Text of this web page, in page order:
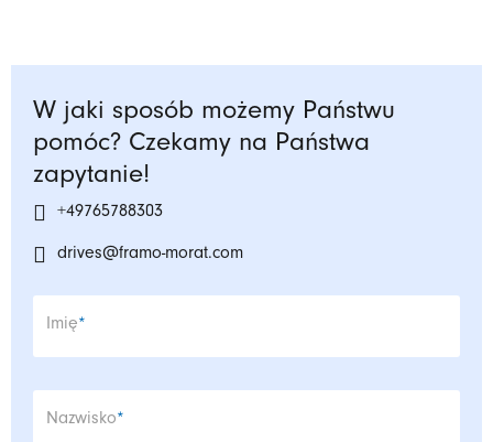
W jaki sposób możemy Państwu
pomóc? Czekamy na Państwa
zapytanie!
+49765788303
drives@framo-morat.com
Pole wymagane
Imię*
Pole wymagane
Nazwisko*